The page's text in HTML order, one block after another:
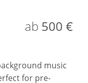
So with